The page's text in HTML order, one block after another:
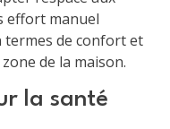
effort manuel
termes de confort et
de la maison.
la santé